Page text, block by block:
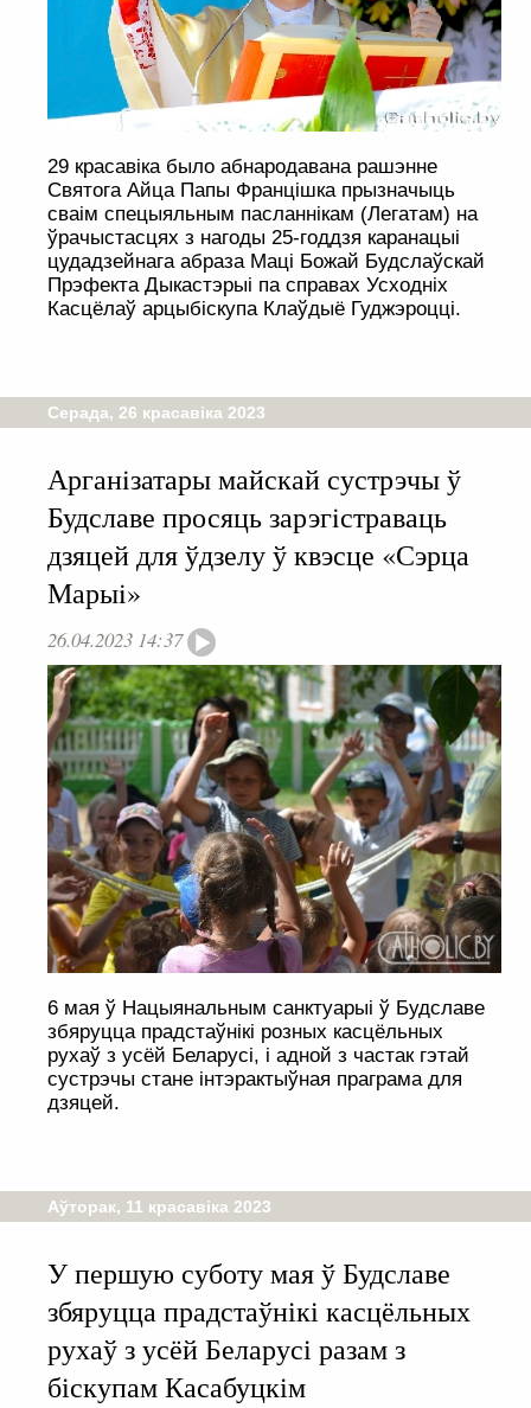
29 красавіка было абнародавана рашэнне
Святога Айца Папы Францішка прызначыць
сваім спецыяльным пасланнікам (Легатам) на
ўрачыстасцях з нагоды 25-годдзя каранацыі
цудадзейнага абраза Маці Божай Будслаўскай
Прэфекта Дыкастэрыі па справах Усходніх
Касцёлаў арцыбіскупа Клаўдыё Гуджэроцці.
Серада, 26 красавіка 2023
Арганiзатары майскай сустрэчы ў
Будславе просяць зарэгiстраваць
дзяцей для ўдзелу ў квэсце «Сэрца
Марыi»
26.04.2023 14:37
6 мая ў Нацыянальным санктуарыі ў Будславе
збяруцца прадстаўнікі розных касцёльных
рухаў з усёй Беларусi, і адной з частак гэтай
сустрэчы стане iнтэрактыўная праграма для
дзяцей.
Аўторак, 11 красавіка 2023
У першую суботу мая ў Будславе
збяруцца прадстаўнікі касцёльных
рухаў з усёй Беларусі разам з
біскупам Касабуцкім